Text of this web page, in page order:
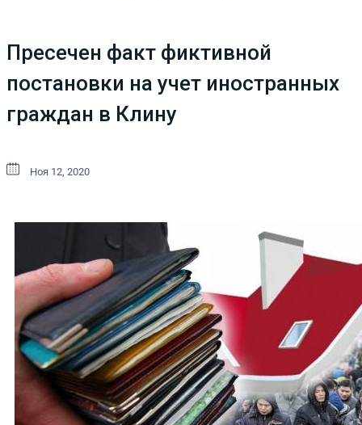
Пресечен факт фиктивной
постановки на учет иностранных
граждан в Клину
Ноя 12, 2020